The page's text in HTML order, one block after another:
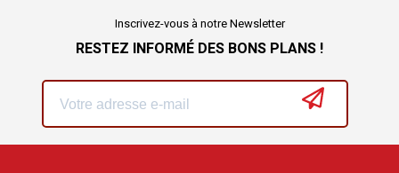
Inscrivez-vous à notre Newsletter
RESTEZ INFORMÉ DES BONS PLANS !